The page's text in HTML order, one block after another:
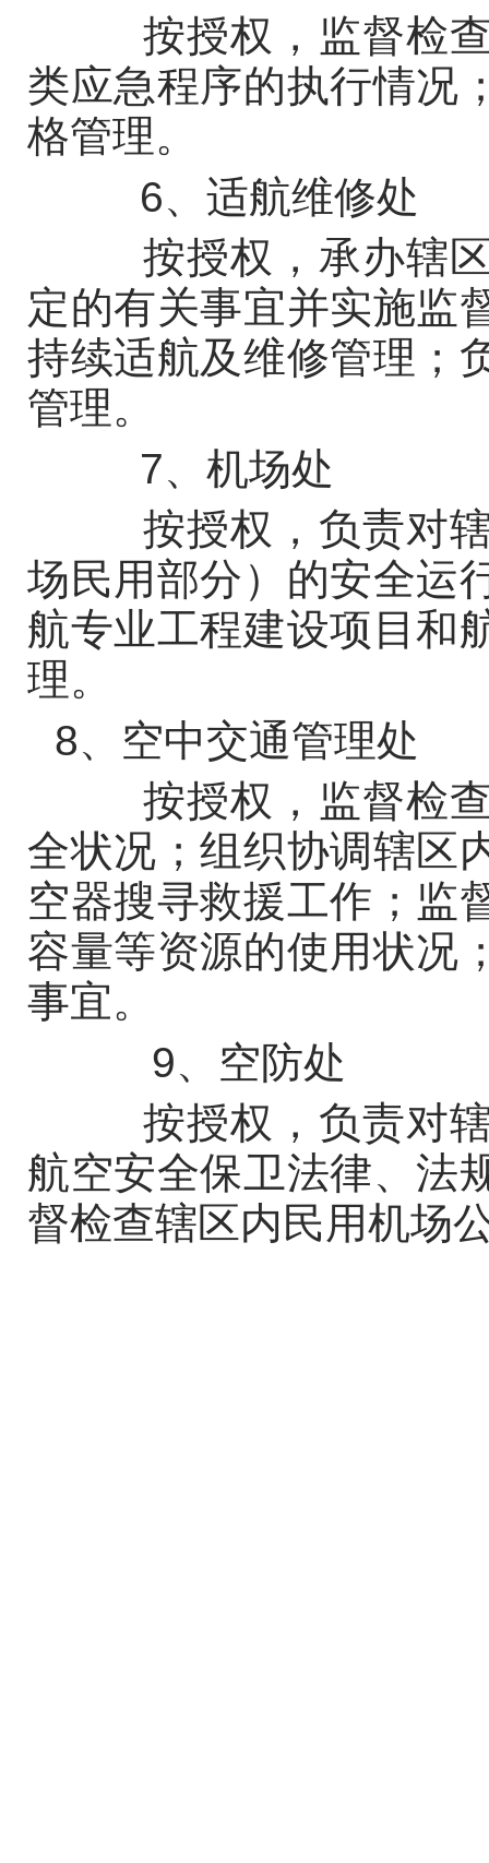
按授权，监督检查
类应急程序的执行情况
格管理。
6、适航维修处
按授权，承办辖区
定的有关事宜并实施监
持续适航及维修管理；
管理。
7、机场处
按授权，负责对辖
场民用部分）的安全运
航专业工程建设项目和
理。
8、空中交通管理处
按授权，监督检查
全状况；组织协调辖区
空器搜寻救援工作；监
容量等资源的使用状况
事宜。
9、空防处
按授权，负责对辖
航空安全保卫法律、法
督检查辖区内民用机场